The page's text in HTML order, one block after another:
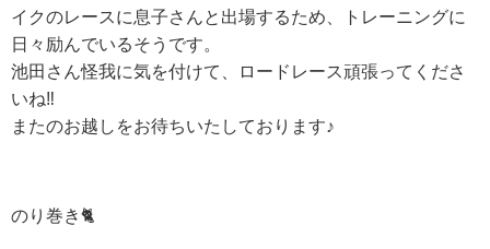
イクのレースに息子さんと出場するため、トレーニングに
日々励んでいるそうです。
池田さん怪我に気を付けて、ロードレース頑張ってくださ
いね‼
またのお越しをお待ちいたしております♪
のり巻き🐈